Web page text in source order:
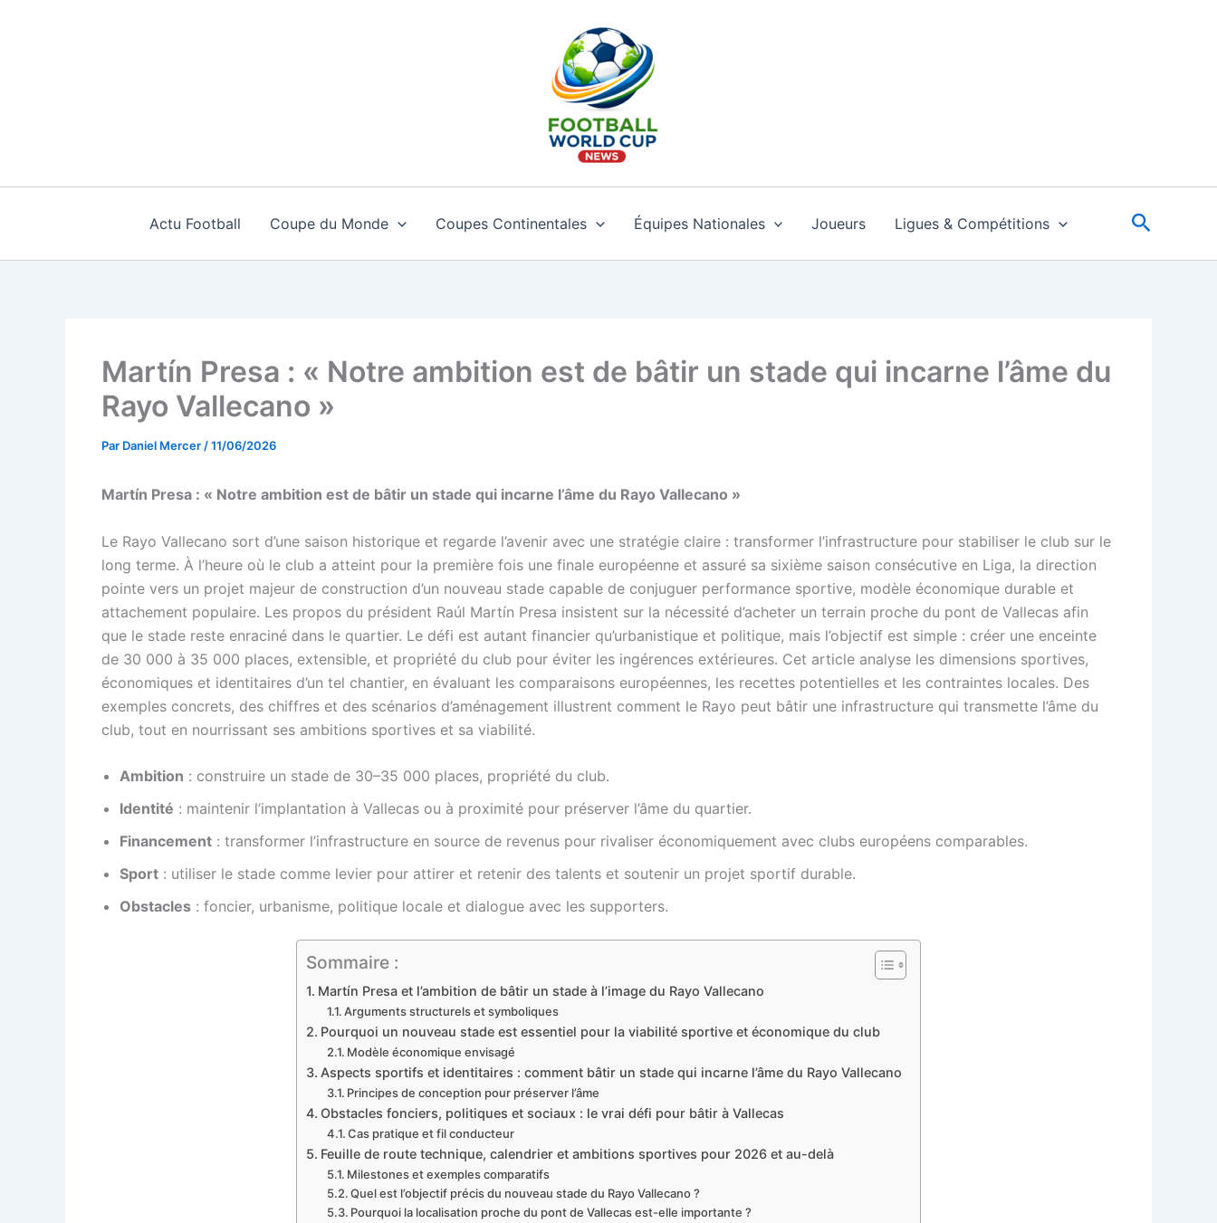
Actu Football Coupe du Monde Coupes Continentales Équipes Nationales Joueurs Ligues & Compétitions
Martín Presa : « Notre ambition est de bâtir un stade qui incarne l’âme du
Rayo Vallecano »
Par Daniel Mercer /11/06/2026
Martín Presa : « Notre ambition est de bâtir un stade qui incarne l’âme du Rayo Vallecano »
Le Rayo Vallecano sort d’une saison historique et regarde l’avenir avec une stratégie claire : transformer l’infrastructure pour stabiliser le club sur le
long terme. À l’heure où le club a atteint pour la première fois une finale européenne et assuré sa sixième saison consécutive en Liga, la direction
pointe vers un projet majeur de construction d’un nouveau stade capable de conjuguer performance sportive, modèle économique durable et
attachement populaire. Les propos du président Raúl Martín Presa insistent sur la nécessité d’acheter un terrain proche du pont de Vallecas afin
que le stade reste enraciné dans le quartier. Le défi est autant financier qu’urbanistique et politique, mais l’objectif est simple : créer une enceinte
de 30 000 à 35 000 places, extensible, et propriété du club pour éviter les ingérences extérieures. Cet article analyse les dimensions sportives,
économiques et identitaires d’un tel chantier, en évaluant les comparaisons européennes, les recettes potentielles et les contraintes locales. Des
exemples concrets, des chiffres et des scénarios d’aménagement illustrent comment le Rayo peut bâtir une infrastructure qui transmette l’âme du
club, tout en nourrissant ses ambitions sportives et sa viabilité.
Ambition : construire un stade de 30–35 000 places, propriété du club.
Identité : maintenir l’implantation à Vallecas ou à proximité pour préserver l’âme du quartier.
Financement : transformer l’infrastructure en source de revenus pour rivaliser économiquement avec clubs européens comparables.
Sport : utiliser le stade comme levier pour attirer et retenir des talents et soutenir un projet sportif durable.
Obstacles : foncier, urbanisme, politique locale et dialogue avec les supporters.
Sommaire :
Martín Presa et l’ambition de bâtir un stade à l’image du Rayo Vallecano
Arguments structurels et symboliques
Pourquoi un nouveau stade est essentiel pour la viabilité sportive et économique du club
Modèle économique envisagé
Aspects sportifs et identitaires : comment bâtir un stade qui incarne l’âme du Rayo Vallecano
Principes de conception pour préserver l’âme
Obstacles fonciers, politiques et sociaux : le vrai défi pour bâtir à Vallecas
Cas pratique et fil conducteur
Feuille de route technique, calendrier et ambitions sportives pour 2026 et au-delà
Milestones et exemples comparatifs
Quel est l’objectif précis du nouveau stade du Rayo Vallecano ?
Pourquoi la localisation proche du pont de Vallecas est-elle importante ?